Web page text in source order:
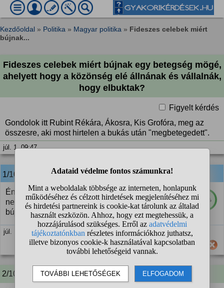
Kezdőoldal » Politika » Magyar politika » Fideszes celebek miért
bújnak...
Fideszes celebek miért bújnak egy betegség mögé,
ahelyett hogy a közönség elé állnának és vállalnák,
hogy elbuktak?
Figyelt kérdés
Gondolok itt Rubint Rékára, Ákosra, Kis Grofóra, meg az
összesre, aki most hirtelen a bukás után "megbetegedett".
júl. 1. 09:47
1/10 válasza:
62%
Én nem vagyok fideszes, de azt kivánom, hogy
neked sose kelljen ilyen szörnyű betegség mögé
bújnod. Gusztustalan, még a kérdésed is.
júl. 1. 09:48
Hasznos számodra ez a válasz?
2/10 A kérdező kommentje: